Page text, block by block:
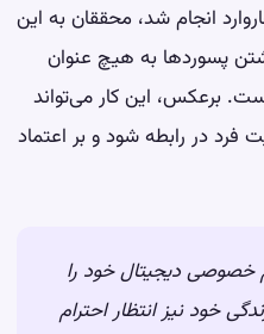
انجام شد، محققان به این
پسوردها به هیچ عنوان
برعکس، این کار می‌تواند
در رابطه شود و بر اعتماد
خصوصی دیجیتال خود را
خود نیز انتظار احترام